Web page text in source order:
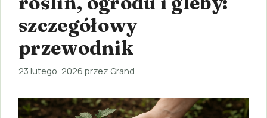
szczegółowy
przewodnik
23 lutego, 2026 przez Grand